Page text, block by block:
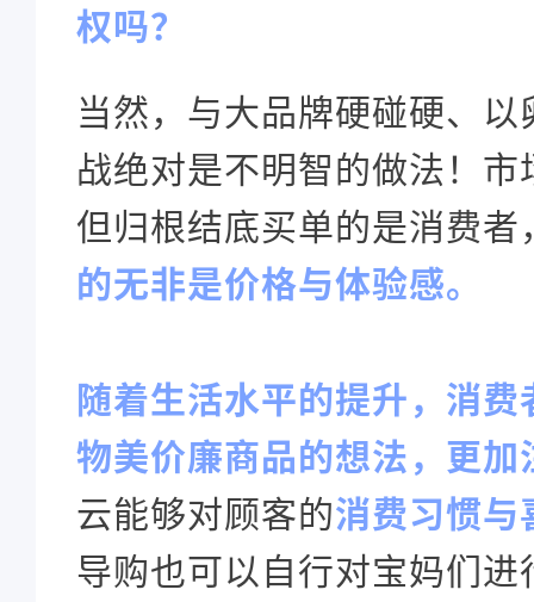
权吗？
当然，与大品牌硬碰硬、
战绝对是不明智的做法！
但归根结底买单的是消费者
的无非是价格与体验感。
随着生活水平的提升，消
物美价廉商品的想法，更加
云能够对顾客的消费习惯与
导购也可以自行对宝妈们进